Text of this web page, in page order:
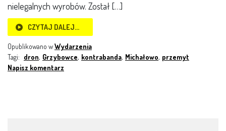
nielegalnych wyrobów. Został […]
CZYTAJ DALEJ…
Opublikowano wWydarzenia
Tagi: dron, Grzybowce, kontrabanda, Michałowo, przemyt
Napisz komentarz